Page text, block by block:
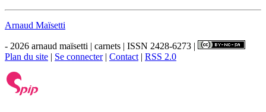
Arnaud Maïsetti
- 2026 arnaud maïsetti | carnets | ISSN 2428-6273 |
Plan du site | Se connecter| Contact | RSS 2.0